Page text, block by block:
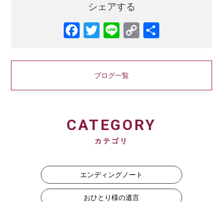
シェアする
Facebook
Twitter
LineCopy
ブログ一覧
CATEGORY
カテゴリ
エンディングノート
おひとり様の遺言